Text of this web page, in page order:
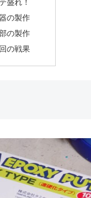
盛れ！
の製作
の製作
の戦果